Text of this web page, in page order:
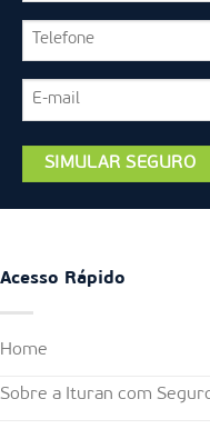
Acesso Rápido
Home
Sobre a Ituran com